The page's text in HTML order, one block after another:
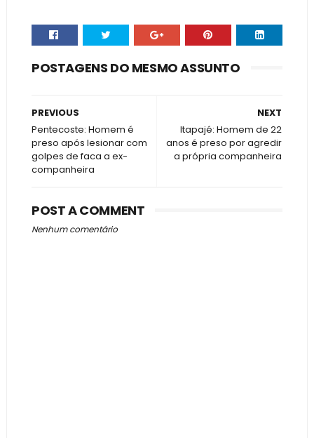
POSTAGENS DO MESMO ASSUNTO
NEXT
Itapajé: Homem de 22
anos é preso por agredir
a própria companheira
PREVIOUS
Pentecoste: Homem é
preso após lesionar com
golpes de faca a ex-
companheira
POST A COMMENT
Nenhum comentário